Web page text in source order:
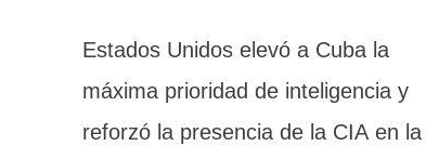
Estados Unidos elevó a Cuba la
máxima prioridad de inteligencia y
reforzó la presencia de la CIA en la